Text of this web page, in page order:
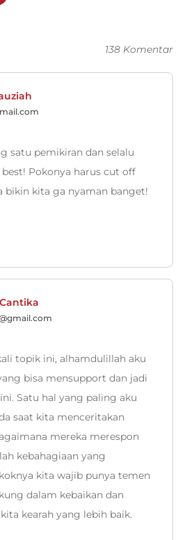
138 Komentar
satu pemikiran dan selalu
Pokonya harus cut off
bikin kita ga nyaman banget!
topik ini, alhamdulillah aku
bisa mensupport dan jadi
Satu hal yang paling aku
saat kita menceritakan
mereka merespon
kebahagiaan yang
kita wajib punya temen
dalam kebaikan dan
kearah yang lebih baik.